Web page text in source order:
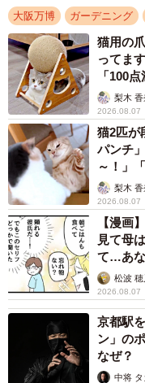
もらって、次に日本で
くれればうれしい」と
大阪万博 ガーデニング
猫用の
ってま
「100
梨木 香
2026.08.07
猫2匹が
パンチ
～！」
梨木 香
2026.08.07
【漫画
見て母
て…あな
松波 穂
2026.08.07
京都駅
ン」の
なぜ？
未熟」
中将 タ